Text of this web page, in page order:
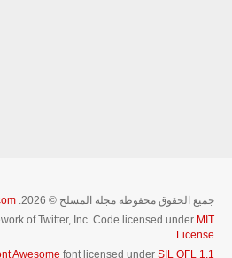
جميع الحقوق محفوظة مجلة المسلح © 2026. Designed by
of Twitter, Inc. Code licensed under MIT
License.
Awesome font licensed under SIL OFL 1.1